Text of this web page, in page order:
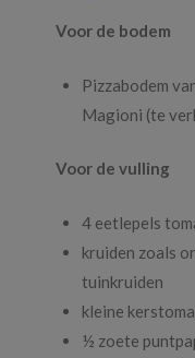
Voor de bodem
Pizzabodem
Magioni (te
Voor de vulling
4 eetlepels
kruiden zoals
tuinkruiden
kleine
½ zoete